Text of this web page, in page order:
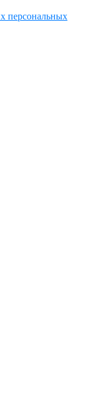
персональных